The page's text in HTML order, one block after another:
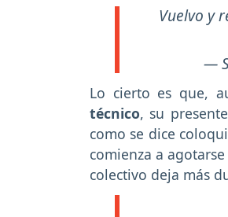
Vuelvo y
—
Lo cierto es que,
técnico, su
como se dice
comienza a
colectivo deja más